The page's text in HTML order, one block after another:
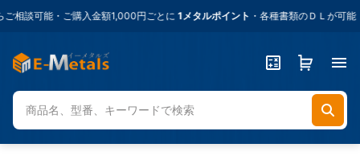
相談可能・ご購入金額1,000円ごとに1メタルポイント ・各種書類のＤＬが可能